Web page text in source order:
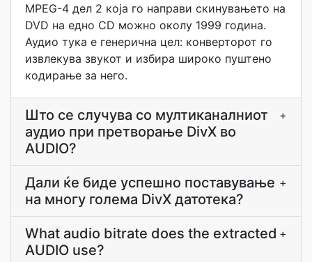
MPEG-4 дел 2 која го направи скинувањето на
DVD на едно CD можно околу 1999 година.
Аудио тука е генерична цел: конверторот го
извлекува звукот и избира широко пуштено
кодирање за него.
Што се случува со мултиканалниот
аудио при претворање DivX во
AUDIO?
+
Дали ќе биде успешно поставување
на многу голема DivX датотека?
+
What audio bitrate does the extracted
AUDIO use?
+